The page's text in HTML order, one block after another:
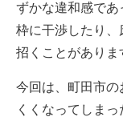
ずかな違和感で
枠に干渉したり
招くことがありま
今回は、町田市の
くくなってしま